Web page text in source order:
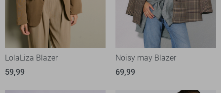
LolaLiza Blazer
59,99
Noisy may Blazer
69,99